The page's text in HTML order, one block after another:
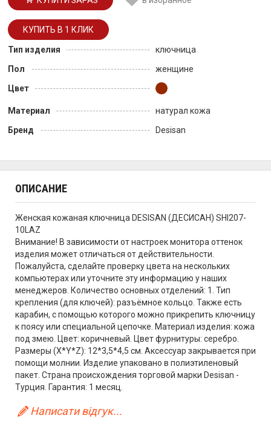
Тип изделия
ключница
Пол
женщине
Цвет
Материал
натурал кожа
Бренд
Desisan
ОПИСАНИЕ
Женская кожаная ключница DESISAN (ДЕСИСАН) SHI207-
10LAZ
Внимание! В зависимости от настроек монитора оттенок
изделия может отличаться от действительности.
Пожалуйста, сделайте проверку цвета на нескольких
компьютерах или уточните эту информацию у наших
менеджеров. Количество основных отделений: 1. Тип
крепления (для ключей): разъёмное кольцо. Также есть
карабин, с помощью которого можно прикрепить ключницу
к поясу или специальной цепочке. Материал изделия: кожа
под змею. Цвет: коричневый. Цвет фурнитуры: серебро.
Размеры (X*Y*Z): 12*3,5*4,5 см. Аксессуар закрывается при
помощи молнии. Изделие упаковано в полиэтиленовый
пакет. Страна происхождения торговой марки Desisan -
Турция. Гарантия: 1 месяц.
Написати відгук...